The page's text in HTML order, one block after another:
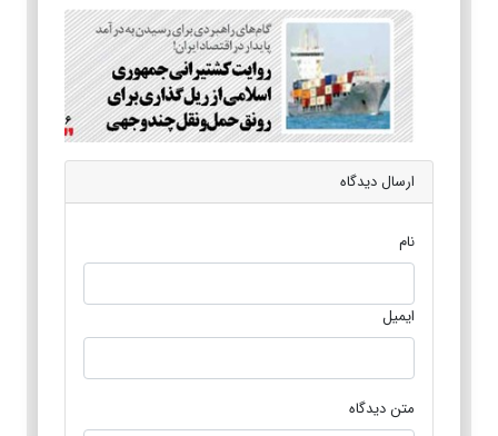
ارسال دیدگاه
نام
ایمیل
متن دیدگاه